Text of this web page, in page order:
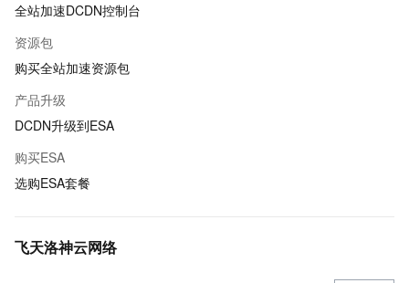
全站加速DCDN控制台
资源包
购买全站加速资源包
产品升级
DCDN升级到ESA
购买ESA
选购ESA套餐
飞天洛神云网络